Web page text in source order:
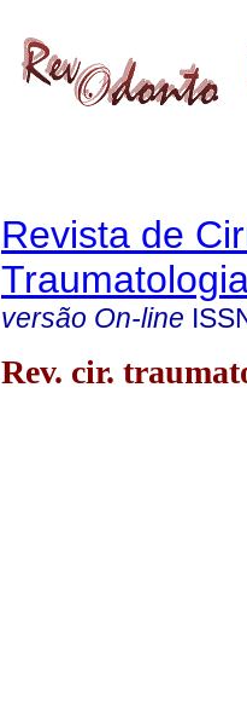
Revista de
versão On-line
Rev. cir.